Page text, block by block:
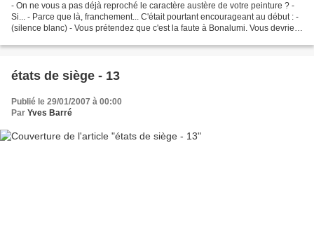
- On ne vous a pas déjà reproché le caractère austère de votre peinture ? -
Si... - Parce que là, franchement... C'était pourtant encourageant au début : -
(silence blanc) - Vous prétendez que c'est la faute à Bonalumi. Vous devriez
états de siège - 13
Publié le 29/01/2007 à 00:00
Par Yves Barré